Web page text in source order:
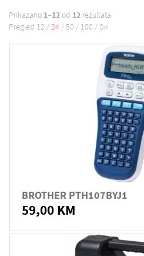
Prikazano 1–12 od 12 rezultata
Pregled 12 /24 /50 / 100 / Svi
BROTHER PTH107BYJ1
59,00 KM